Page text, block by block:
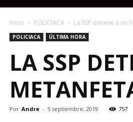
Inicio POLICIACA La SSP detiene a
POLICIACA ÚLTIMA HORA
LA SSP
Por Andre - 5 septiembre, 2019 757